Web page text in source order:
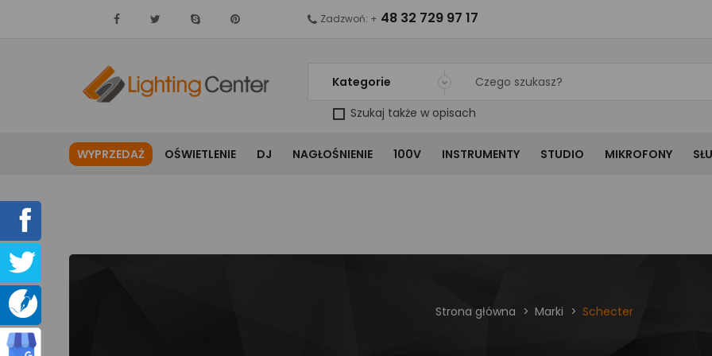
Kategorie
Szukaj także w opisach
Zadzwoń: + 48 32 729 97 17
WYPRZEDAŻ OŚWIETLENIE DJ NAGŁOŚNIENIE 100V INSTRUMENTY STUDIO MIKROFONY
Strona główna Marki Schecter